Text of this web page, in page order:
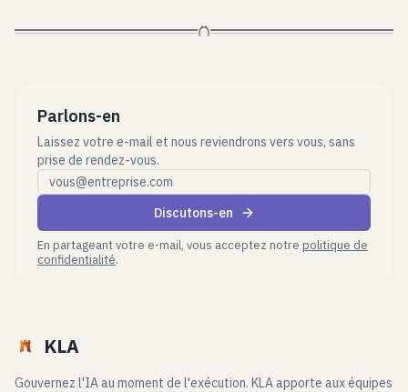
Parlons-en
Laissez votre e-mail et nous reviendrons vers vous, sans
prise de rendez-vous.
E-mail professionnel
Discutons-en
En partageant votre e-mail, vous acceptez notre politique de
confidentialité.
KLA
Gouvernez l'IA au moment de l'exécution. KLA apporte aux équipes